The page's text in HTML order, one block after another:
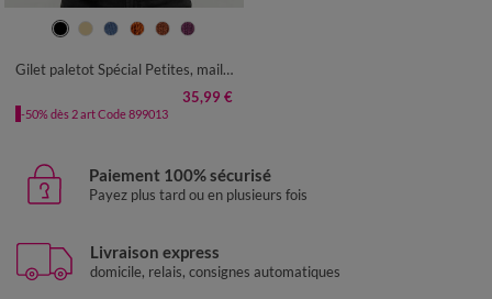
34/36 38/40 42/44
46/48
Gilet paletot Spécial Petites, maille poilue
35,99 €
-50% dès 2 art Code 899013
Paiement 100% sécurisé
Payez plus tard ou en plusieurs fois
Livraison express
domicile, relais, consignes automatiques